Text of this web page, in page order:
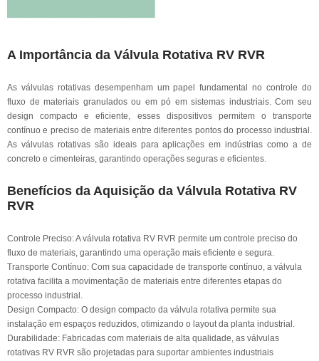
A Importância da Válvula Rotativa RV RVR
As válvulas rotativas desempenham um papel fundamental no controle do
fluxo de materiais granulados ou em pó em sistemas industriais. Com seu
design compacto e eficiente, esses dispositivos permitem o transporte
contínuo e preciso de materiais entre diferentes pontos do processo industrial.
As válvulas rotativas são ideais para aplicações em indústrias como a de
concreto e cimenteiras, garantindo operações seguras e eficientes.
Benefícios da Aquisição da Válvula Rotativa RV
RVR
Controle Preciso: A válvula rotativa RV RVR permite um controle preciso do
fluxo de materiais, garantindo uma operação mais eficiente e segura.
Transporte Contínuo: Com sua capacidade de transporte contínuo, a válvula
rotativa facilita a movimentação de materiais entre diferentes etapas do
processo industrial.
Design Compacto: O design compacto da válvula rotativa permite sua
instalação em espaços reduzidos, otimizando o layout da planta industrial.
Durabilidade: Fabricadas com materiais de alta qualidade, as válvulas
rotativas RV RVR são projetadas para suportar ambientes industriais